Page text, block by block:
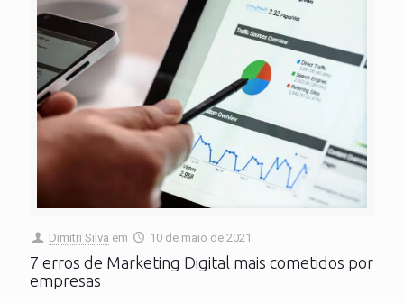
Dimitri Silva em 10 de maio de 2021
7 erros de Marketing Digital mais cometidos por
empresas